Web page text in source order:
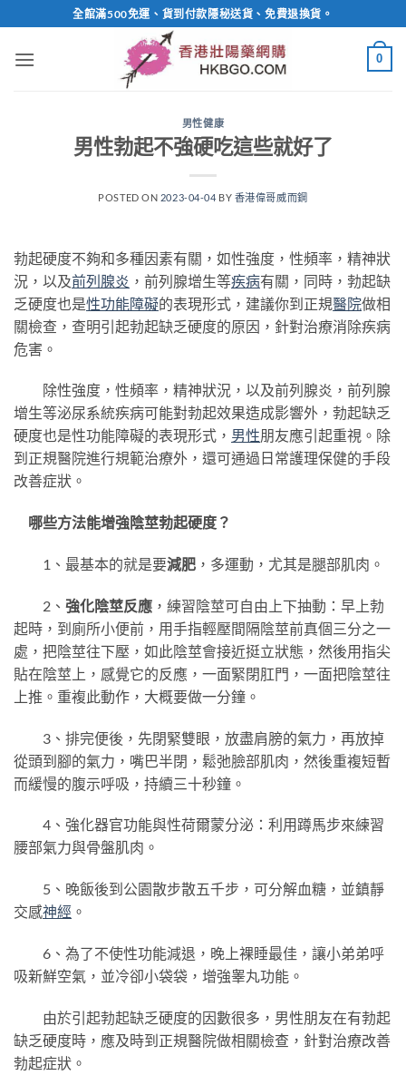
to
content
全館滿500免運、貨到付款隱秘送貨、免費退換貨。
0
男性健康
男性勃起不強硬吃這些就好了
POSTED ON 2023-04-04 BY 香港偉哥威而鋼
勃起硬度不夠和多種因素有關，如性強度，性頻率，精神狀
況，以及前列腺炎 ，前列腺增生等疾病有關，同時，勃起缺
乏硬度也是性功能障礙的表現形式，建議你到正規醫院做相
關檢查，查明引起勃起缺乏硬度的原因，針對治療消除疾病
危害。
除性強度，性頻率，精神狀況，以及前列腺炎，前列腺
增生等泌尿系統疾病可能對勃起效果造成影響外，勃起缺乏
硬度也是性功能障礙的表現形式， 男性朋友應引起重視。除
到正規醫院進行規範治療外，還可通過日常護理保健的手段
改善症狀。
哪些方法能增強陰莖勃起硬度？
1、最基本的就是要減肥 ，多運動，尤其是腿部肌肉。
2、 強化陰莖反應 ，練習陰莖可自由上下抽動：早上勃
起時，到廁所小便前，用手指輕壓間隔陰莖前真個三分之一
處，把陰莖往下壓，如此陰莖會接近挺立狀態，然後用指尖
貼在陰莖上，感覺它的反應，一面緊閉肛門，一面把陰莖往
上推。重複此動作，大概要做一分鐘。
3、排完便後，先閉緊雙眼，放盡肩膀的氣力，再放掉
從頭到腳的氣力，嘴巴半閉，鬆弛臉部肌肉，然後重複短暫
而緩慢的腹示呼吸，持續三十秒鐘。
4、強化器官功能與性荷爾蒙分泌：利用蹲馬步來練習
腰部氣力與骨盤肌肉。
5、晚飯後到公園散步散五千步，可分解血糖，並鎮靜
交感神經 。
6、為了不使性功能減退，晚上裸睡最佳，讓小弟弟呼
吸新鮮空氣，並冷卻小袋袋，增強睾丸功能。
由於引起勃起缺乏硬度的因數很多，男性朋友在有勃起
缺乏硬度時，應及時到正規醫院做相關檢查，針對治療改善
勃起症狀。